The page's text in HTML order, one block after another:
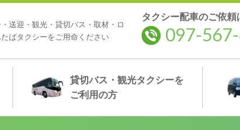
送迎・観光・貸切バス・取材・ロ
ばタクシーをご用命ください
タクシー配車のご依頼
097-
貸切バス・観光タクシーを
ご利用の方